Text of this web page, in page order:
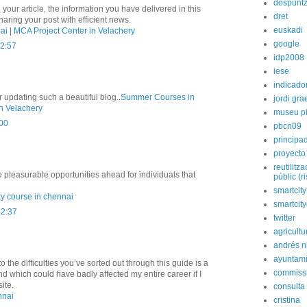
article, the information you have delivered in this
your post with efficient news.
| MCA Project Center in Velachery
such a beautiful blog.. Summer Courses in
Velachery
pleasurable opportunities ahead for individuals that
course in chennai
the difficulties you’ve sorted out through this guide is a
which could have badly affected my entire career if I
dret
euskadi
google
idp2008
iese
jordi
museu
pbcn09
públic
smartcity
twitter
andrés
consulta
cristina